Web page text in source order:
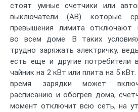
стоят умные счетчики или
выключатели (АВ) которые
превышения лимита отключают
во всем доме. В таких
трудно заряжать электричку,
есть еще и другие потребители
чайник на 2 кВт или плита на 5
время зарядки может
расписанию и обогрев дома,
момент отключит всю сеть, на